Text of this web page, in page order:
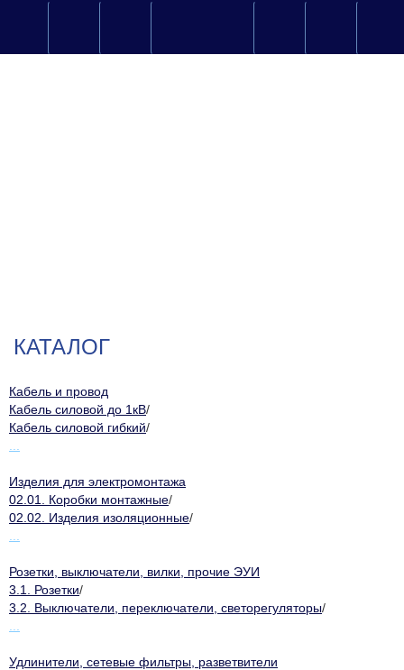
КАТАЛОГ
Кабель и провод
Кабель силовой до 1кВ/
Кабель силовой гибкий/
Изделия для электромонтажа
02.01. Коробки монтажные/
02.02. Изделия изоляционные/
Розетки, выключатели, вилки, прочие ЭУИ
3.1. Розетки/
3.2. Выключатели, переключатели, светорегуляторы/
Удлинители, сетевые фильтры, разветвители